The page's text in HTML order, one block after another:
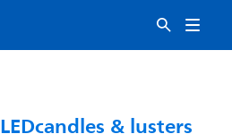
& lusters